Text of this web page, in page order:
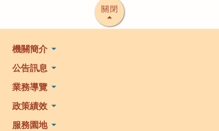
關閉
機關簡介
公告訊息
業務導覽
政策績效
服務園地